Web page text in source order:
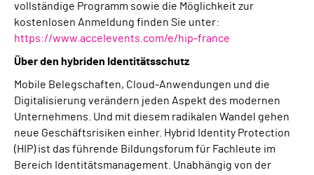
vollständige Programm sowie die Möglichkeit zur
kostenlosen Anmeldung finden Sie unter:
https://www.accelevents.com/e/hip-france
Über den hybriden Identitätsschutz
Mobile Belegschaften, Cloud-Anwendungen und die
Digitalisierung verändern jeden Aspekt des modernen
Unternehmens. Und mit diesem radikalen Wandel gehen
neue Geschäftsrisiken einher. Hybrid Identity Protection
(HIP) ist das führende Bildungsforum für Fachleute im
Bereich Identitätsmanagement. Unabhängig von der